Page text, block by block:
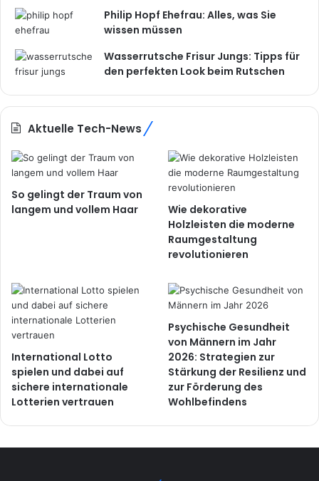
Philip Hopf Ehefrau: Alles, was Sie
wissen müssen
Wasserrutsche Frisur Jungs: Tipps für
den perfekten Look beim Rutschen
Aktuelle Tech-News
So gelingt der Traum von
langem und vollem Haar
Wie dekorative
Holzleisten die moderne
Raumgestaltung
revolutionieren
International Lotto
spielen und dabei auf
sichere internationale
Lotterien vertrauen
Psychische Gesundheit
von Männern im Jahr
2026: Strategien zur
Stärkung der Resilienz und
zur Förderung des
Wohlbefindens